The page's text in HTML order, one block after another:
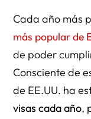
Tiempo
Tasa y tiempo
¿Cuánto tiempo
¿Puede Herman
Conclusion
Cada año más
más popular de
de poder
Consciente de
de EE.UU. ha
visas cada año,